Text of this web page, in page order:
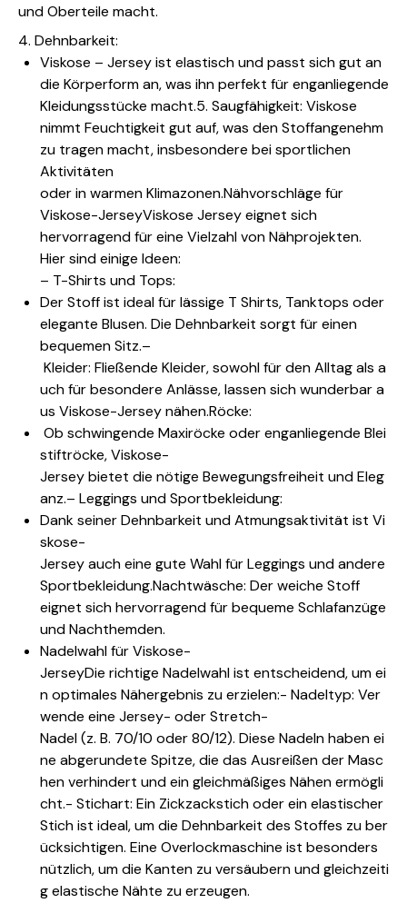
und Oberteile macht.
4. Dehnbarkeit:
Viskose – Jersey ist elastisch und passt sich gut an
die Körperform an, was ihn perfekt für enganliegende
Kleidungsstücke macht.5. Saugfähigkeit: Viskose
nimmt Feuchtigkeit gut auf, was den Stoffangenehm
zu tragen macht, insbesondere bei sportlichen
Aktivitäten
oderin warmen Klimazonen.Nähvorschläge für
Viskose-JerseyViskose Jersey eignet sich
hervorragend für eine Vielzahl von Nähprojekten.
Hier sind einige Ideen:
– T-Shirts und Tops:
Der Stoff ist ideal für lässige T Shirts, Tanktops oder
elegante Blusen. Die Dehnbarkeit sorgt für einen
bequemen Sitz.–
Kleider: Fließende Kleider, sowohl für den Alltag als a
uch für besondere Anlässe, lassen sich wunderbar a
us Viskose-Jersey nähen.Röcke:
Ob schwingende Maxiröcke oder enganliegende Blei
stiftröcke, Viskose-
Jersey bietet die nötige Bewegungsfreiheit und Eleg
anz.– Leggings und Sportbekleidung:
Dank seiner Dehnbarkeit und Atmungsaktivität ist Vi
skose-
Jersey auch eine gute Wahl für Leggings und andere
Sportbekleidung.Nachtwäsche: Der weiche Stoff
eignet sich hervorragend für bequeme Schlafanzüge
und Nachthemden.
Nadelwahl für Viskose-
JerseyDie richtige Nadelwahl ist entscheidend, um ei
n optimales Nähergebnis zu erzielen:- Nadeltyp: Ver
wende eine Jersey- oder Stretch-
Nadel (z. B. 70/10 oder 80/12). Diese Nadeln haben ei
ne abgerundete Spitze, die das Ausreißen der Masc
hen verhindert und ein gleichmäßiges Nähen ermögli
cht.- Stichart: Ein Zickzackstich oder ein elastischer
Stich ist ideal, um die Dehnbarkeit des Stoffes zu ber
ücksichtigen. Eine Overlockmaschine ist besonders
nützlich, um die Kanten zu versäubern und gleichzeiti
g elastische Nähte zu erzeugen.